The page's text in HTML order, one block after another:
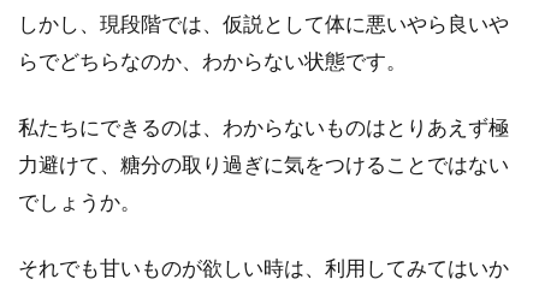
しかし、現段階では、仮説として体に悪いやら良いや
らでどちらなのか、わからない状態です。
私たちにできるのは、わからないものはとりあえず極
力避けて、糖分の取り過ぎに気をつけることではない
でしょうか。
それでも甘いものが欲しい時は、利用してみてはいか